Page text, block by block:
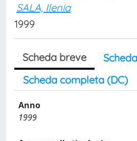
SALA, Ilenia
1999
Scheda breve
Scheda completa (DC)
Anno
1999